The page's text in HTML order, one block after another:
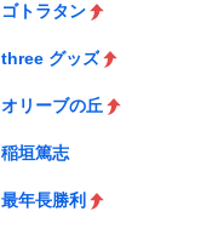
ゴトラタン
three グッズ
オリーブの丘
稲垣篤志
最年長勝利